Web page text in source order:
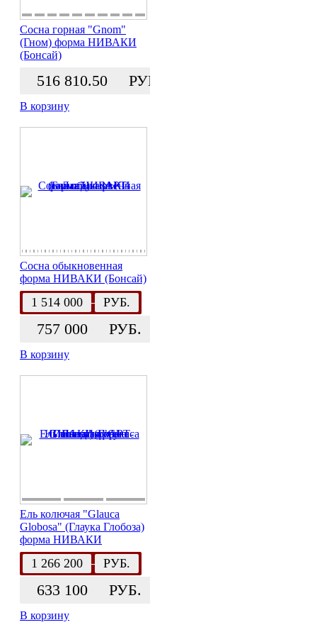
Сосна горная "Gnom"
(Гном) форма НИВАКИ
(Бонсай)
516 810.50 РУБ.
В корзину
Сосна обыкновенная
форма НИВАКИ (Бонсай)
1 514 000 РУБ.
757 000 РУБ.
В корзину
Ель колючая "Glauca
Globosa" (Глаука Глобоза)
форма НИВАКИ
1 266 200 РУБ.
633 100 РУБ.
В корзину